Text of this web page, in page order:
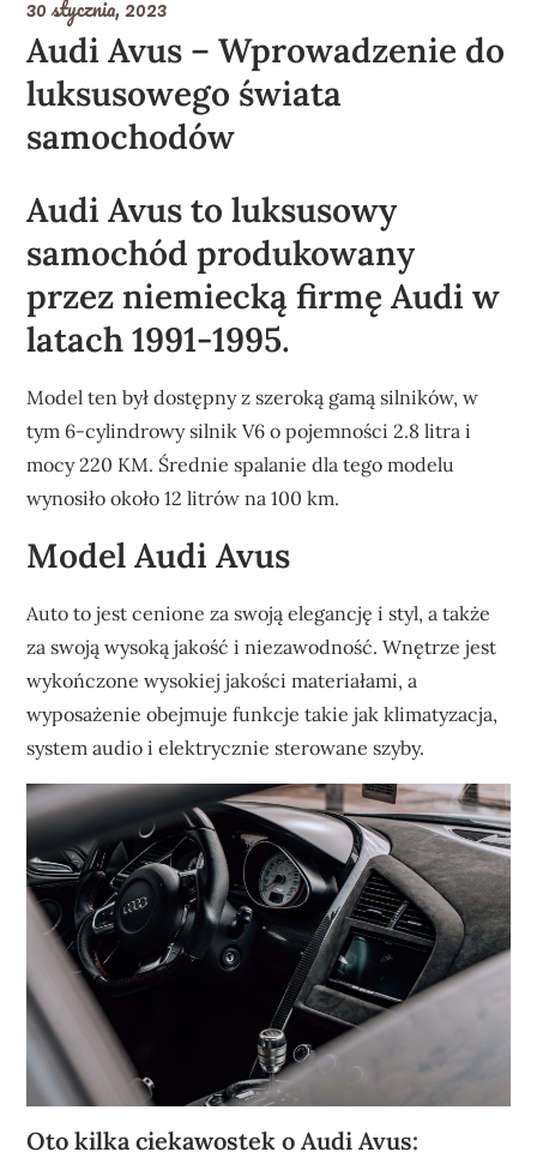
30 stycznia, 2023
Audi Avus – Wprowadzenie do
luksusowego świata
samochodów
Audi Avus to luksusowy
samochód produkowany
przez niemiecką firmę Audi w
latach 1991-1995.
Model ten był dostępny z szeroką gamą silników, w
tym 6-cylindrowy silnik V6 o pojemności 2.8 litra i
mocy 220 KM. Średnie spalanie dla tego modelu
wynosiło około 12 litrów na 100 km.
Model Audi Avus
Auto to jest cenione za swoją elegancję i styl, a także
za swoją wysoką jakość i niezawodność. Wnętrze jest
wykończone wysokiej jakości materiałami, a
wyposażenie obejmuje funkcje takie jak klimatyzacja,
system audio i elektrycznie sterowane szyby.
Oto kilka ciekawostek o Audi Avus: